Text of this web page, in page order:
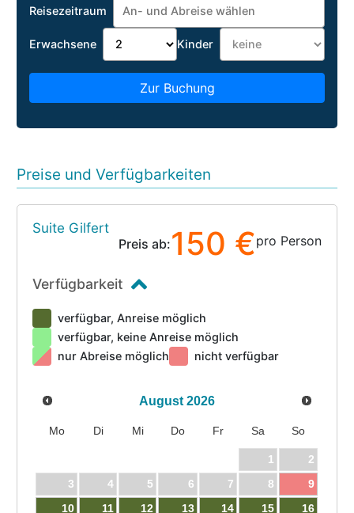
Reisezeitraum
Erwachsene Kinder
Zur Buchung
Preise und Verfügbarkeiten
Suite Gilfert
Preis ab:150 €pro Person
Verfügbarkeit
verfügbar, Anreise möglich
verfügbar, keine Anreise möglich
nur Abreise möglich
nicht verfügbar
August 2026
Mo Di Mi Do Fr Sa So
1
2
3
4 5 6 7 8
9
10
11 12 13 14 15 16